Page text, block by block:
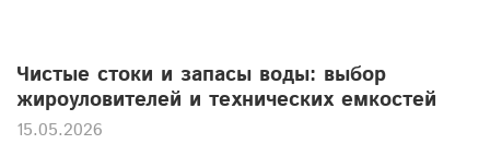
Чистые стоки и запасы воды: выбор
жироуловителей и технических емкостей
15.05.2026